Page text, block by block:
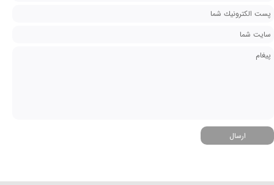
ارسال